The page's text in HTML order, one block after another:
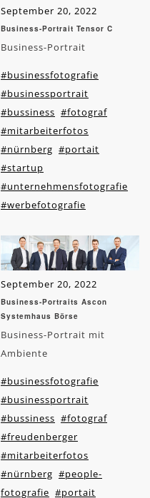
September 20, 2022
Business-Portrait Tensor C
Business-Portrait
#businessfotografie
#businessportrait
#bussiness #fotograf
#mitarbeiterfotos
#nürnberg #portait
#startup
#unternehmensfotografie
#werbefotografie
September 20, 2022
Business-Portraits Ascon
Systemhaus Börse
Business-Portrait mit
Ambiente
#businessfotografie
#businessportrait
#bussiness #fotograf
#freudenberger
#mitarbeiterfotos
#nürnberg #people-
fotografie #portait